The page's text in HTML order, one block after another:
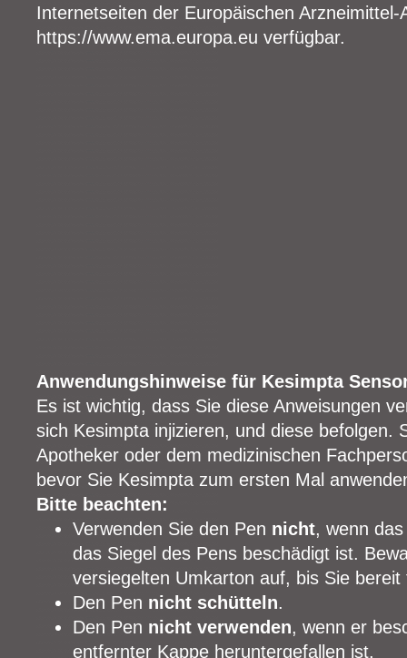
Internetseiten der Europäischen Arzneimittel-
https://www.ema.europa.eu verfügbar.
Anwendungshinweise für Kesimpta
Es ist wichtig, dass Sie diese Anweisungen
sich Kesimpta injizieren, und diese befolgen.
Apotheker oder dem medizinischen
bevor Sie Kesimpta zum ersten Mal
Bitte beachten:
Verwenden Sie den Pen nicht, wenn
das Siegel des Pens beschädigt ist.
versiegelten Umkarton auf, bis Sie
Den Pen nicht schütteln.
Den Pen nicht verwenden, wenn er
entfernter Kappe heruntergefallen ist.